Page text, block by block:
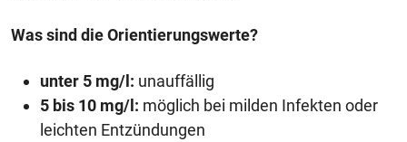
Was sind die Orientierungswerte?
unter 5 mg/l: unauffällig
5 bis 10 mg/l: möglich bei milden Infekten oder
leichten Entzündungen